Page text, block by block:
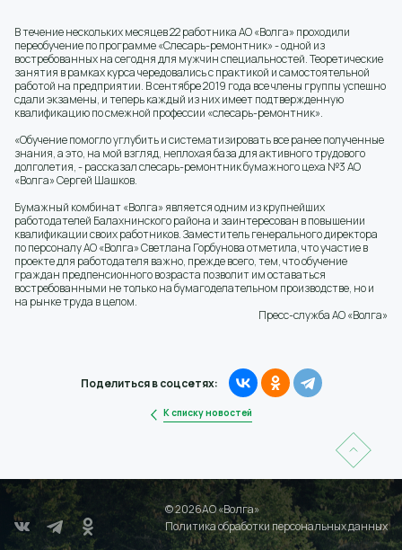
В течение нескольких месяцев 22 работника АО «Волга» проходили
переобучение по программе «Слесарь-ремонтник» - одной из
востребованных на сегодня для мужчин специальностей. Теоретические
занятия в рамках курса чередовались с практикой и самостоятельной
работой на предприятии. В сентябре 2019 года все члены группы успешно
сдали экзамены, и теперь каждый из них имеет подтвержденную
квалификацию по смежной профессии «слесарь-ремонтник».
«Обучение помогло углубить и систематизировать все ранее полученные
знания, а это, на мой взгляд, неплохая база для активного трудового
долголетия, - рассказал слесарь-ремонтник бумажного цеха №3 АО
«Волга» Сергей Шашков.
Бумажный комбинат «Волга» является одним из крупнейших
работодателей Балахнинского района и заинтересован в повышении
квалификации своих работников. Заместитель генерального директора
по персоналу АО «Волга» Светлана Горбунова отметила, что участие в
проекте для работодателя важно, прежде всего, тем, что обучение
граждан предпенсионного возраста позволит им оставаться
востребованными не только на бумагоделательном производстве, но и
на рынке труда в целом.
Пресс-служба АО «Волга»
К списку новостей
Поделиться в соцсетях:
© 2026АО «Волга»
Политика обработки персональных данных